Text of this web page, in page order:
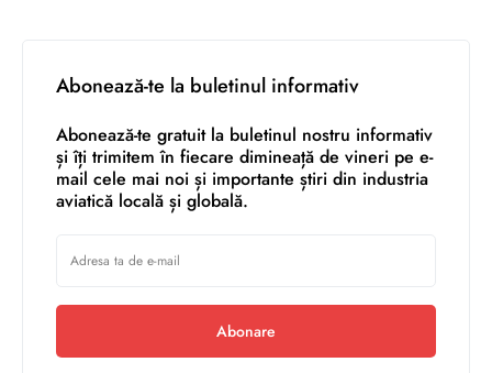
Abonează-te la buletinul informativ
Abonează-te gratuit la buletinul nostru informativ
și îți trimitem în fiecare dimineață de vineri pe e-
mail cele mai noi și importante știri din industria
aviatică locală și globală.
Abonare